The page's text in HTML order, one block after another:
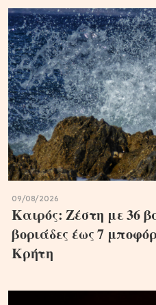
09/08/2026
Καιρός: Ζέστη με 36
βοριάδες έως 7
Κρήτη